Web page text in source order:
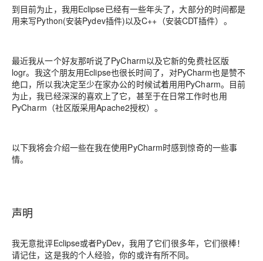
到目前为止，我用Eclipse已经有一些年头了，大部分的时间都是
用来写Python(安装Pydev插件)以及C++（安装CDT插件）。
最近我从一个好友那听说了PyCharm以及它新的免费社区版
logr。我这个朋友用Eclipse也很长时间了，对PyCharm也是赞不
绝口，所以我决定至少在家办公的时候试着用用PyCharm。目前
为止，我已经深深的喜欢上了它，甚至于在日常工作时也用
PyCharm（社区版采用Apache2授权）。
以下我将会介绍一些在我在使用PyCharm时感到惊奇的一些事
情。
声明
我无意批评Eclipse或者PyDev，我用了它们很多年，它们很棒！
请记住，这是我的个人经验，你的或许有所不同。